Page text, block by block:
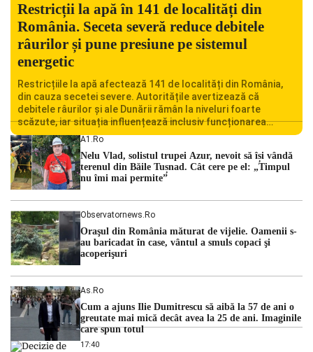
Restricții la apă în 141 de localități din
România. Seceta severă reduce debitele
râurilor și pune presiune pe sistemul
energetic
Restricțiile la apă afectează 141 de localități din România,
din cauza secetei severe. Autoritățile avertizează că
debitele râurilor și ale Dunării rămân la niveluri foarte
scăzute, iar situația influențează inclusiv funcționarea
Centralei Nucleare de la Cernavodă. România se confruntă
cu una dintre cele mai dificile perioade din punct de vedere
hidrologic din ultimii ani. Lipsa […]
A1.ro
Nelu Vlad, solistul trupei Azur, nevoit să își vândă
terenul din Băile Tușnad. Cât cere pe el: „Timpul
nu îmi mai permite”
Observatornews.ro
Oraşul din România măturat de vijelie. Oamenii s-
au baricadat în case, vântul a smuls copaci şi
acoperişuri
As.ro
Cum a ajuns Ilie Dumitrescu să aibă la 57 de ani o
greutate mai mică decât avea la 25 de ani. Imaginile
care spun totul
17:40